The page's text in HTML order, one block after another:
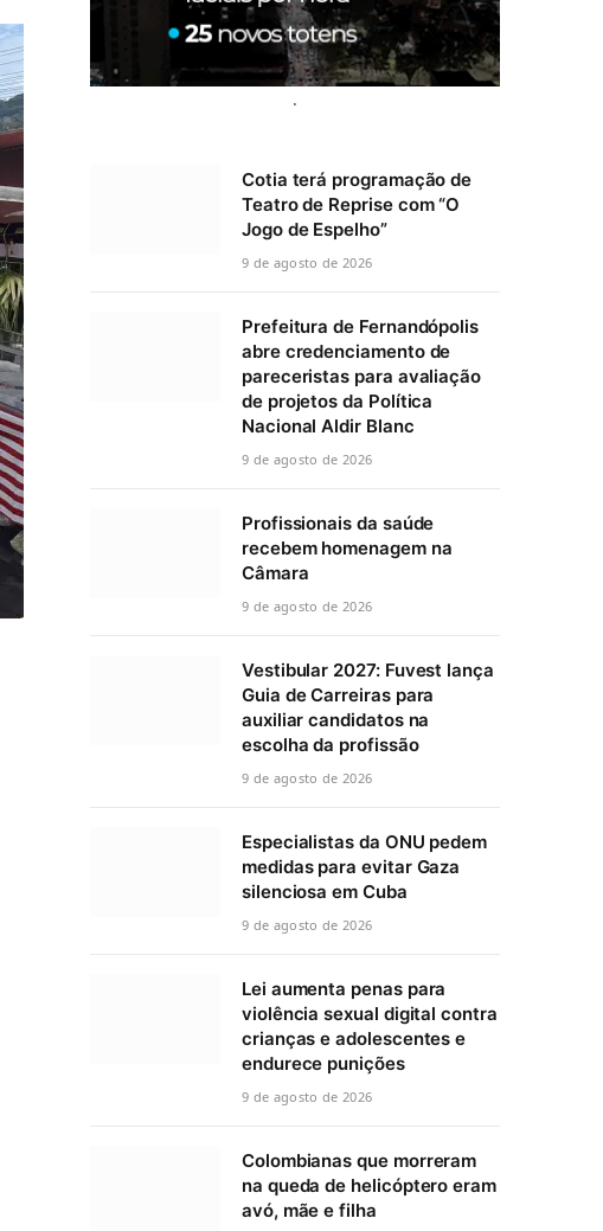
.
Cotia terá programação de
Teatro de Reprise com “O
Jogo de Espelho”
9 de agosto de 2026
Prefeitura de Fernandópolis
abre credenciamento de
pareceristas para avaliação
de projetos da Política
Nacional Aldir Blanc
9 de agosto de 2026
Profissionais da saúde
recebem homenagem na
Câmara
9 de agosto de 2026
Vestibular 2027: Fuvest lança
Guia de Carreiras para
auxiliar candidatos na
escolha da profissão
9 de agosto de 2026
Especialistas da ONU pedem
medidas para evitar Gaza
silenciosa em Cuba
9 de agosto de 2026
Lei aumenta penas para
violência sexual digital contra
crianças e adolescentes e
endurece punições
9 de agosto de 2026
Colombianas que morreram
na queda de helicóptero eram
avó, mãe e filha